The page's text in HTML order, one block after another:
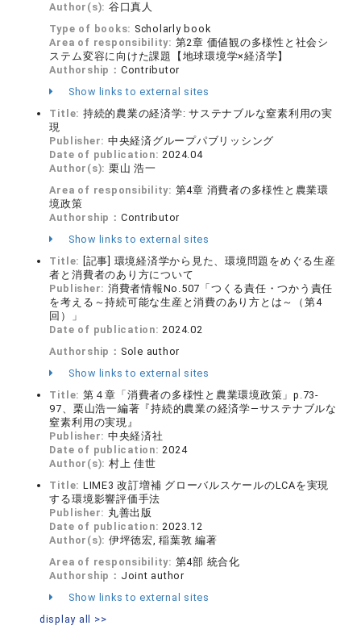
Author(s): 谷口真人
Type of books: Scholarly book
Area of responsibility: 第2章 価値観の多様性と社会シ
ステム変容に向けた課題【地球環境学×経済学】
Authorship： Contributor
Show links to external sites
Title: 持続的農業の経済学: サステナブルな窒素利用の実
現
Publisher: 中央経済グループパブリッシング
Date of publication:2024.04
Author(s): 栗山 浩一
Area of responsibility: 第4章 消費者の多様性と農業環
境政策
Authorship： Contributor
Show links to external sites
Title:
[記事] 環境経済学から見た、環境問題をめぐる生産
者と消費者のあり方について
Publisher: 消費者情報No.507「つくる責任・つかう責任
を考える～持続可能な生産と消費のあり方とは～（第4
回）」
Date of publication:2024.02
Authorship： Sole author
Show links to external sites
Title: 第４章「消費者の多様性と農業環境政策」p.73-
97、栗山浩一編著『持続的農業の経済学―サステナブルな
窒素利用の実現』
Publisher: 中央経済社
Date of publication:2024
Author(s): 村上 佳世
Title: LIME3 改訂増補 グローバルスケールのLCAを実現
する環境影響評価手法
Publisher: 丸善出版
Date of publication:2023.12
Author(s): 伊坪徳宏, 稲葉敦 編著
Area of responsibility: 第4部 統合化
Authorship： Joint author
Show links to external sites
display all >>